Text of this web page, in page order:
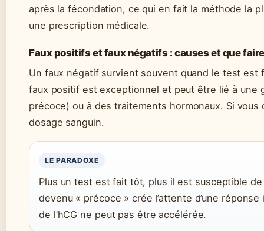
après la fécondation, ce qui en fait la méthode la
une prescription médicale.
Faux positifs et faux négatifs : causes et que faire
Un faux négatif survient souvent quand le test
faux positif est exceptionnel et peut être lié à une
précoce) ou à des traitements hormonaux. Si
dosage sanguin.
LE PARADOXE
Plus un test est fait tôt, plus il est susceptible
devenu « précoce » crée l’attente d’une
de l’hCG ne peut pas être accélérée.